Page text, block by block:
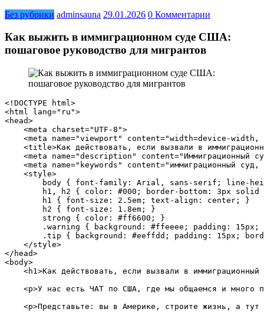
Без рубрики adminsauna 29.01.2026 0 Комментарии
Как выжить в иммиграционном суде США:
пошаговое руководство для мигрантов
<!DOCTYPE html>
<html lang="ru">
<head>
    <meta charset="UTF-8">
<meta name="viewport" content="width=device-width,
<title>Как действовать, если вызвали в
<meta name="description" content="Иммиграционный
<meta name="keywords" content="иммиграционный
    <style>
body { font-family: Arial, sans-serif; line-
h1, h2 { color: #000; border-bottom: 3px
        h1 { font-size: 2.5em; text-align: center; }
        h2 { font-size: 1.8em; }
        strong { color: #ff6600; }
.warning { background: #ffeeee; padding:
.tip { background: #eeffdd; padding: 15px;
    </style>
</head>
<body>
<h1>Как действовать, если вызвали в
<p>У нас есть ЧАТ по США, где мы общаемся и много
<p>Представьте: вы в Америке, строите жизнь, а